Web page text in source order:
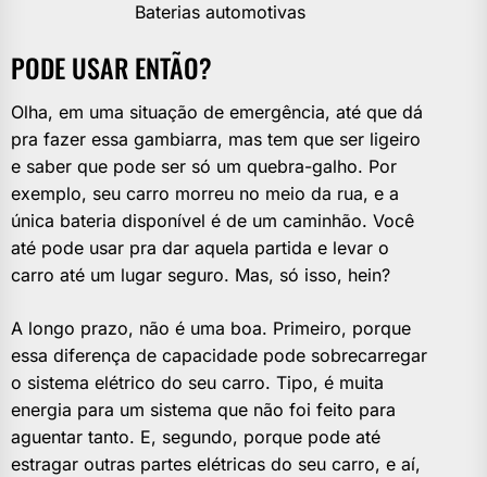
Baterias automotivas
PODE USAR ENTÃO?
Olha, em uma situação de emergência, até que dá
pra fazer essa gambiarra, mas tem que ser ligeiro
e saber que pode ser só um quebra-galho. Por
exemplo, seu carro morreu no meio da rua, e a
única bateria disponível é de um caminhão. Você
até pode usar pra dar aquela partida e levar o
carro até um lugar seguro. Mas, só isso, hein?
A longo prazo, não é uma boa. Primeiro, porque
essa diferença de capacidade pode sobrecarregar
o sistema elétrico do seu carro. Tipo, é muita
energia para um sistema que não foi feito para
aguentar tanto. E, segundo, porque pode até
estragar outras partes elétricas do seu carro, e aí,